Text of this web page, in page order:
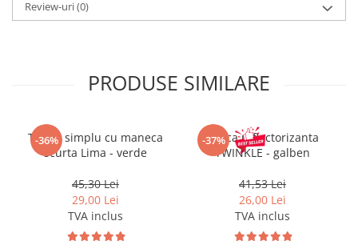
Review-uri(0)
PRODUSE SIMILARE
-36%
Tricou simplu cu maneca
scurta Lima - verde
45,30 Lei
29,00 Lei
TVA inclus
-37%
Sapca reflectorizanta
TWINKLE - galben
41,53 Lei
26,00 Lei
TVA inclus